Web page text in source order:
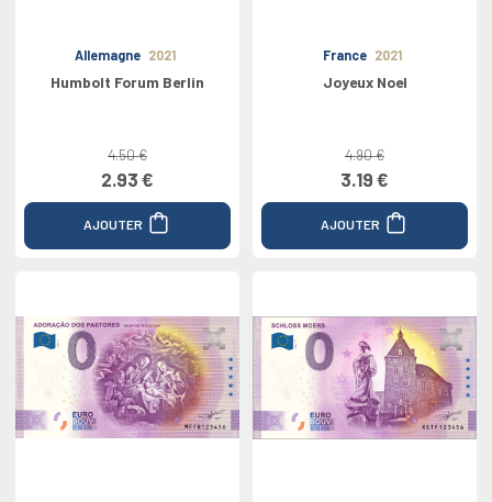
Allemagne 2021
Humbolt Forum Berlin
4.50 €
2.93 €
AJOUTER
France 2021
Joyeux Noel
4.90 €
3.19 €
AJOUTER